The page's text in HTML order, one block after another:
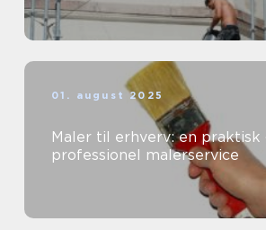
01. august 2025
Maler til erhverv: en praktisk
professionel malerservice